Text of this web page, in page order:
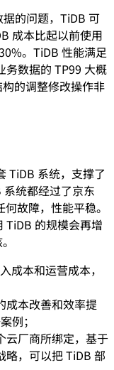
的问题，TiDB 可
成本比起以前使用
。TiDB 性能满足
务数据的 TP99 大概
的调整修改操作非
TiDB 系统，支撑了
统都经过了京东
故障，性能平稳。
TiDB 的规模会再增
成本和运营成本，
成本改善和效率提
例；
云厂商所绑定，基于
略，可以把 TiDB 部